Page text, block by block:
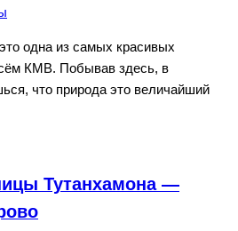
одна из самых красивых
КМВ. Побывав здесь, в
что природа это величайший
Тутанхамона —